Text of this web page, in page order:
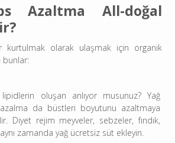
Azaltma All-doğal
kurtulmak olarak ulaşmak için organik
bunlar:
oluşan anlıyor musunuz? Yağ
da büstleri boyutunu azaltmaya
Diyet rejim meyveler, sebzeler, fındık,
zamanda yağ ücretsiz süt ekleyin.